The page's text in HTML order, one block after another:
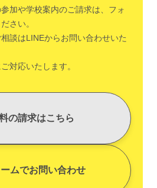
加や学校案内のご請求は、フォ
さい。
談はLINEからお問い合わせいた
対応いたします。
の請求はこちら
ムでお問い合わせ